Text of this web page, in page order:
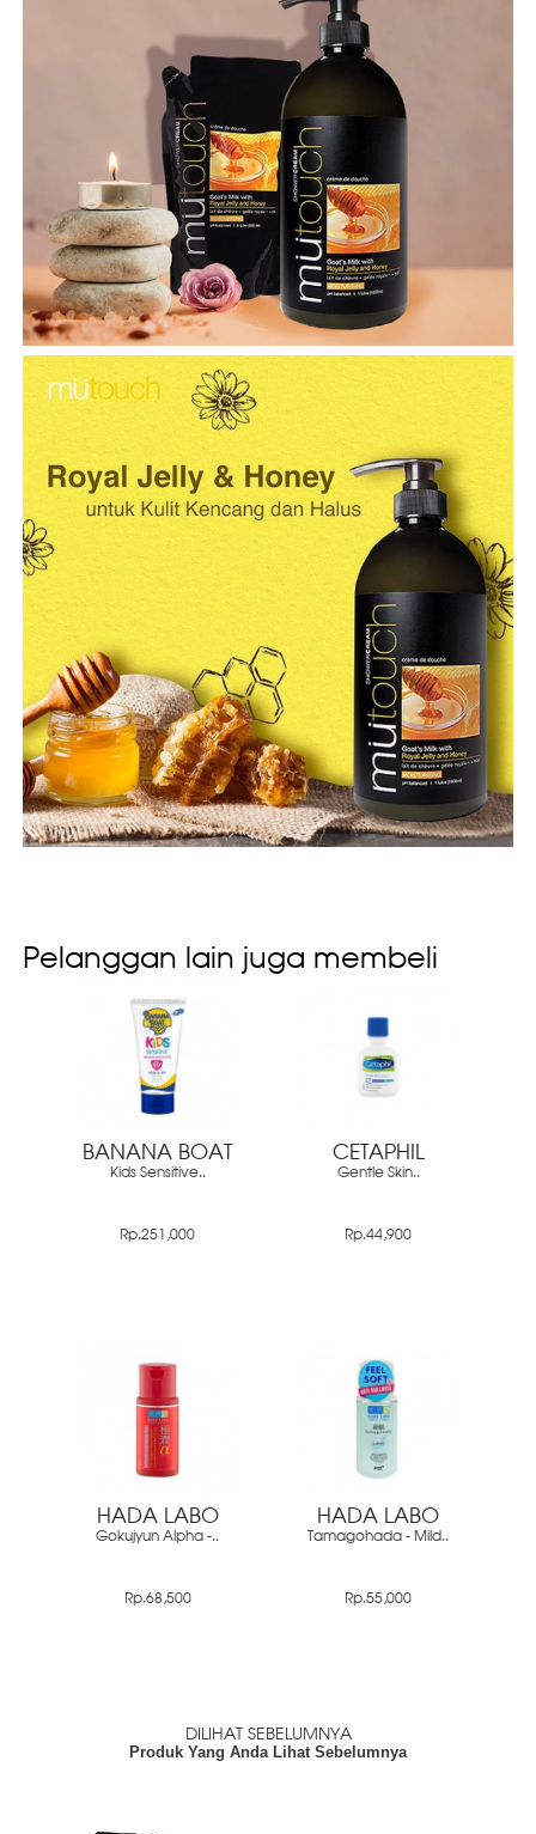
Pelanggan lain juga membeli
BANANA BOAT
Kids Sensitive..
Rp.251,000
CETAPHIL
Gentle Skin..
Rp.44,900
HADA LABO
Gokujyun Alpha -..
Rp.68,500
HADA LABO
Tamagohada - Mild..
Rp.55,000
DILIHAT SEBELUMNYA
Produk Yang Anda Lihat Sebelumnya